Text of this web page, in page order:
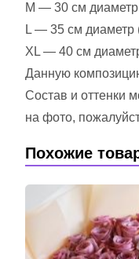
M — 30 см диаметр
L — 35 см диаметр
XL — 40 см
Данную
Состав и оттенки
на фото,
Похожие